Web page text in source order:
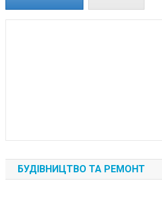
БУДІВНИЦТВО ТА РЕМОНТ